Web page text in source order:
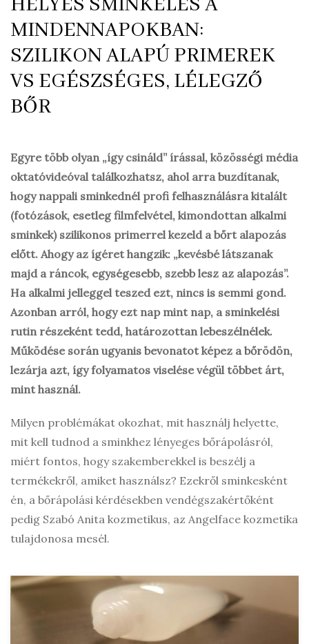
MINDENNAPOKBAN:
SZILIKON ALAPÚ PRIMEREK
VS EGÉSZSÉGES, LÉLEGZŐ
BŐR
Egyre több olyan „így csináld” írással, közösségi média
oktatóvideóval találkozhatsz, ahol arra buzdítanak,
hogy nappali sminkednél profi felhasználásra kitalált
(fotózások, esetleg filmfelvétel, kimondottan alkalmi
sminkek) szilikonos primerrel kezeld a bőrt alapozás
előtt. Ahogy az ígéret hangzik: „kevésbé látszanak
majd a ráncok, egységesebb, szebb lesz az alapozás”.
Ha alkalmi jelleggel teszed ezt, nincs is semmi gond.
Azonban arról, hogy ezt nap mint nap, a sminkelési
rutin részeként tedd, határozottan lebeszélnélek.
Működése során ugyanis bevonatot képez a bőrödön,
lezárja azt, így folyamatos viselése végül többet árt,
mint használ.
Milyen problémákat okozhat, mit használj helyette,
mit kell tudnod a sminkhez lényeges bőrápolásról,
miért fontos, hogy szakemberekkel is beszélj a
termékekről, amiket használsz? Ezekről sminkesként
én, a bőrápolási kérdésekben vendégszakértőként
pedig Szabó Anita kozmetikus, az Angelface kozmetika
tulajdonosa mesél.